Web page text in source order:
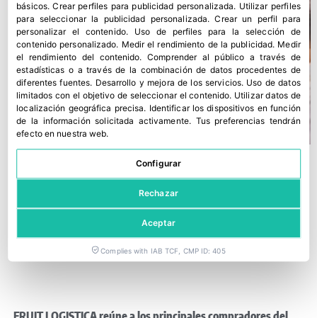
básicos.Crear perfiles para publicidad personalizada. Utilizar perfiles
para seleccionar la publicidad personalizada.Crear un perfil para
personalizar el contenido. Uso de perfiles para la selección de
contenido personalizado. Medir el rendimiento de la publicidad. Medir
el rendimiento del contenido.Comprender al público a través de
estadísticas o a través de la combinación de datos procedentes de
diferentes fuentes. Desarrollo y mejora de los servicios. Uso de datos
limitados con el objetivo de seleccionar el contenido. Utilizar datos de
localización geográfica precisa. Identificar los dispositivos en función
de la información solicitada activamente. Tus preferencias tendrán
efecto en nuestra web.
Configurar
Rechazar
Aceptar
Complies with IAB TCF, CMP ID: 405